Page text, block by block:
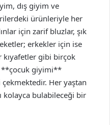
dış giyim ve
ürünleriyle her
için zarif bluzlar, şık
erkekler için ise
kıyafetler gibi birçok
**çocuk giyimi**
Her yaştan
kolayca bulabileceği bir